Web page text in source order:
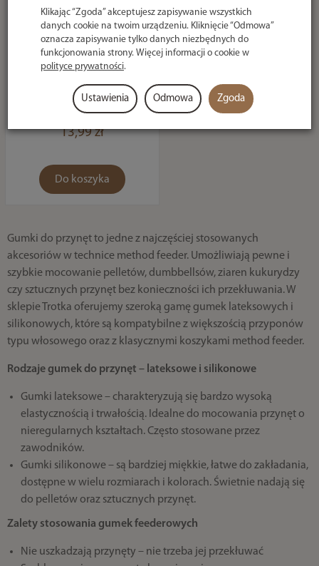
Gumki Lateksowe
Do Pelletu Drennan -
Medium
13,99 zł
Do koszyka
Gumki do przynęt to jedne z najczęściej stosowanych
akcesoriów w technice method feeder. Umożliwiają pewne i
szybkie mocowanie pelletów, dumbbellsów, ziaren kukurydzy
czy sztucznych przynęt bez konieczności ich przekłuwania. W
sklepie Trotka oferujemy szeroką gamę gumek lateksowych i
silikonowych, które są kompatybilne z większością przyponów
typu włosowego oraz z klasycznymi koszykami method feeder.
Rodzaje gumek do przynęt – lateksowe i silikonowe
Gumki lateksowe – charakteryzują się bardzo wysoką
elastycznością i trwałością. Idealne do mocowania przynęt o
nieregularnych kształtach. Często stosowane przez
zawodników.
Gumki silikonowe – są bardziej miękkie, łatwe do zakładania,
dostępne w wielu rozmiarach i kolorach. Świetnie nadają się
do pelletów oraz sztucznych przynęt.
Zalety stosowania gumek feederowych
Nie uszkadzają przynęty – nie trzeba jej przekłuwać
Klikając “Zgoda” akceptujesz zapisywanie wszystkich
danych cookie na twoim urządzeniu. Kliknięcie “Odmowa”
oznacza zapisywanie tylko danych niezbędnych do
funkcjonowania strony. Więcej informacji o cookie w
polityce prywatności.
Ustawienia Odmowa Zgoda